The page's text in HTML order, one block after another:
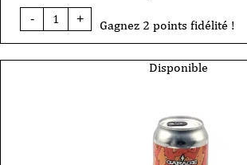
-
quantité
de
Garage-
+ Gagnez 2 points fidélité !
Disponible